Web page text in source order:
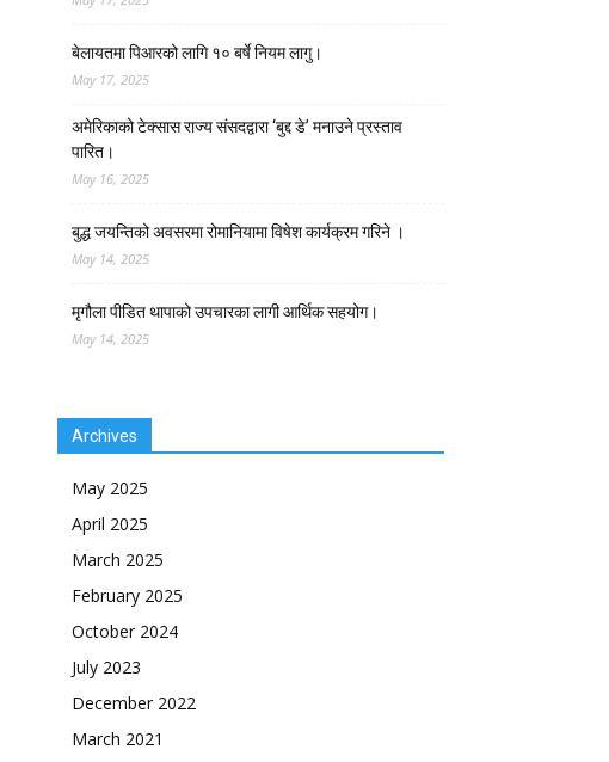
बेलायतमा पिआरको लागि १० बर्षे नियम लागु।
May 17, 2025
अमेरिकाको टेक्सास राज्य संसदद्वारा ‘बुद्द डे’ मनाउने प्रस्ताव
पारित।
May 16, 2025
बुद्ध जयन्तिको अवसरमा रोमानियामा विषेश कार्यक्रम गरिने ।
May 14, 2025
मृगौला पीडित थापाको उपचारका लागी आर्थिक सहयोग।
May 14, 2025
Archives
May 2025
April 2025
March 2025
February 2025
October 2024
July 2023
December 2022
March 2021